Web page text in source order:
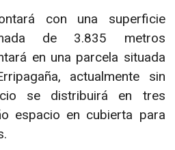
con una superficie
de 3.835 metros
en una parcela situada
actualmente sin
se distribuirá en tres
espacio en cubierta para